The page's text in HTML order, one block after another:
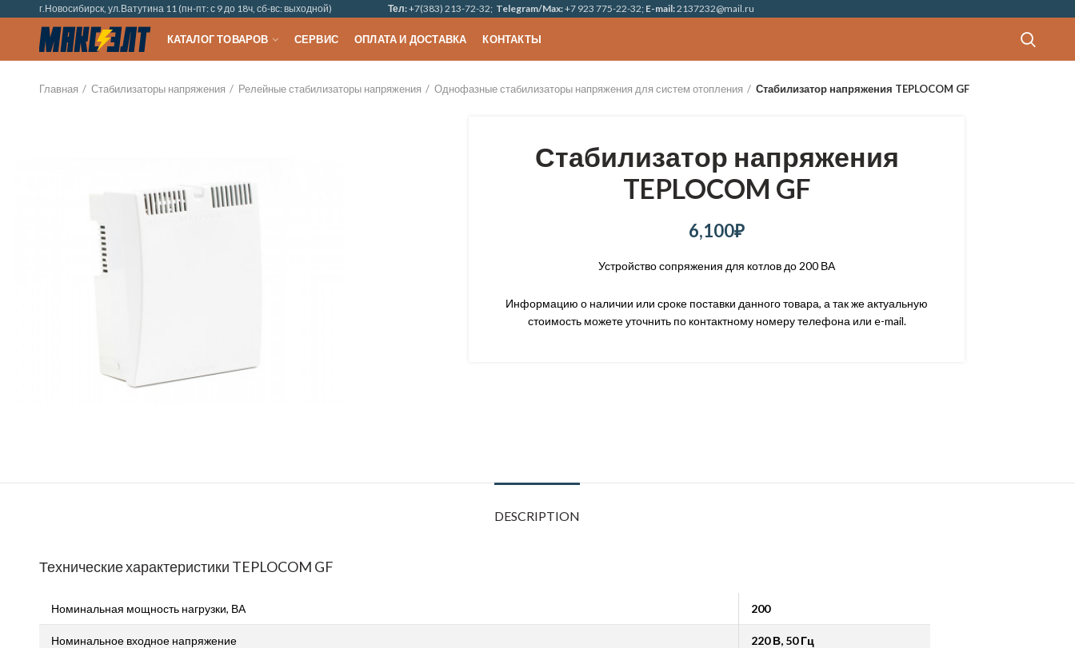
г.Новосибирск, ул.Ватутина 11 (пн-пт: с 9 до 18ч, сб-вс: выходной) Тел:+7(383) 213-72-32; Telegram/Max:+7 923 775-22-32; E-mail:2137232@mail.ru
КАТАЛОГ ТОВАРОВ СЕРВИС ОПЛАТА И ДОСТАВКА КОНТАКТЫ
Главная Стабилизаторы напряжения Релейные стабилизаторы напряжения Однофазные стабилизаторы напряжения для систем отопления Стабилизатор напряжения TEPLOCOM GF
Стабилизатор напряжения
TEPLOCOM GF
6,100₽
Устройство сопряжения для котлов до 200 ВА
Информацию о наличии или сроке поставки данного товара, а так же актуальную
стоимость можете уточнить по контактному номеру телефона или e-mail.
DESCRIPTION
Технические характеристики TEPLOCOM GF
Номинальная мощность нагрузки, ВА 200
Номинальное входное напряжение 220 В, 50 Гц